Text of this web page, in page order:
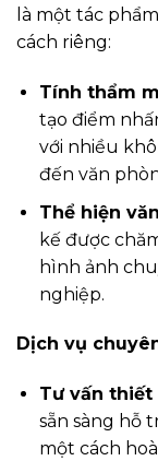
là một tác
cách riêng:
Tính thẩm
tạo điểm
với nhiều
đến văn
Thể hiện
kế được
hình ảnh
nghiệp.
Dịch vụ
Tư vấn thiết
sẵn sàng hỗ
một cách